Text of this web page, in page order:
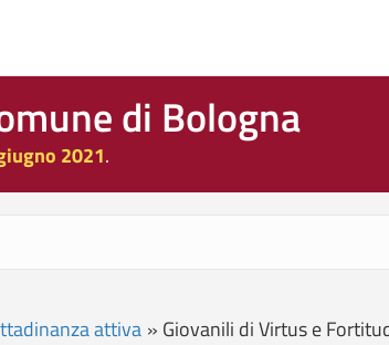
di Bologna
2021.
attiva » Giovanili di Virtus e